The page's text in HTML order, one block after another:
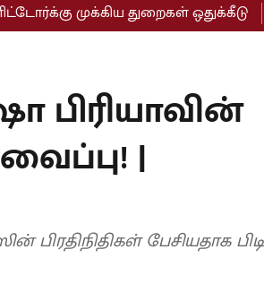
முக்கிய துறைகள் ஒதுக்கீடு
பிரியாவின்
|
பேசியதாக